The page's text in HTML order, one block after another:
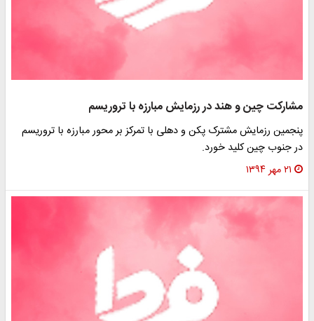
مشارکت چین و هند در رزمایش مبارزه با تروریسم
پنجمین رزمایش مشترک پکن و دهلی با تمرکز بر محور مبارزه با تروریسم
در جنوب چین کلید خورد.
۲۱ مهر ۱۳۹۴